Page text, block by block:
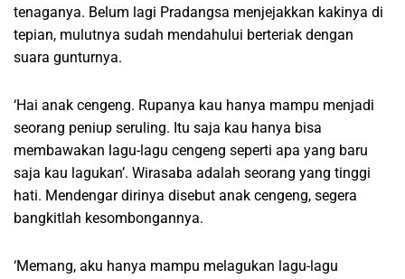
tenaganya. Belum lagi Pradangsa menjejakkan kakinya di
tepian, mulutnya sudah mendahului berteriak dengan
suara gunturnya.
‘Hai anak cengeng. Rupanya kau hanya mampu menjadi
seorang peniup seruling. Itu saja kau hanya bisa
membawakan lagu-lagu cengeng seperti apa yang baru
saja kau lagukan’. Wirasaba adalah seorang yang tinggi
hati. Mendengar dirinya disebut anak cengeng, segera
bangkitlah kesombongannya.
‘Memang, aku hanya mampu melagukan lagu-lagu